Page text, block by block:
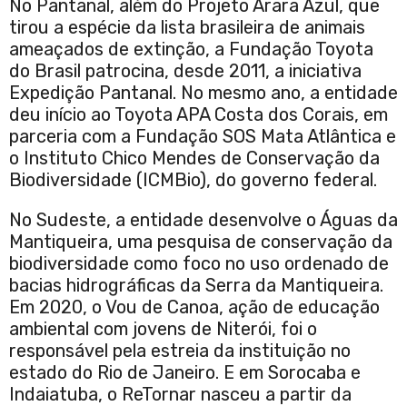
No Pantanal, além do Projeto Arara Azul, que
tirou a espécie da lista brasileira de animais
ameaçados de extinção, a Fundação Toyota
do Brasil patrocina, desde 2011, a iniciativa
Expedição Pantanal. No mesmo ano, a entidade
deu início ao Toyota APA Costa dos Corais, em
parceria com a Fundação SOS Mata Atlântica e
o Instituto Chico Mendes de Conservação da
Biodiversidade (ICMBio), do governo federal.
No Sudeste, a entidade desenvolve o Águas da
Mantiqueira, uma pesquisa de conservação da
biodiversidade como foco no uso ordenado de
bacias hidrográficas da Serra da Mantiqueira.
Em 2020, o Vou de Canoa, ação de educação
ambiental com jovens de Niterói, foi o
responsável pela estreia da instituição no
estado do Rio de Janeiro. E em Sorocaba e
Indaiatuba, o ReTornar nasceu a partir da